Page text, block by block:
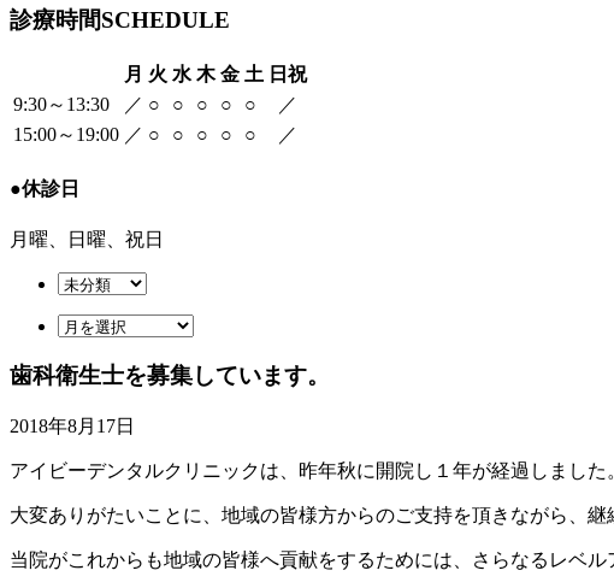
診療時間SCHEDULE
月 火 水 木 金 土 日祝
9:30～13:30
／ ○ ○ ○ ○ ○
／
15:00～19:00 ／ ○ ○ ○ ○ ○ ／
●休診日
月曜、日曜、祝日
歯科衛生士を募集しています。
2018年8月17日
アイビーデンタルクリニックは、昨年秋に開院し１年が経過しました
大変ありがたいことに、地域の皆様方からのご支持を頂きながら、継
当院がこれからも地域の皆様へ貢献をするためには、さらなるレベル